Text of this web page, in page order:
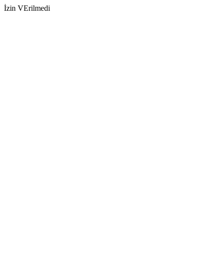
İzin VErilmedi